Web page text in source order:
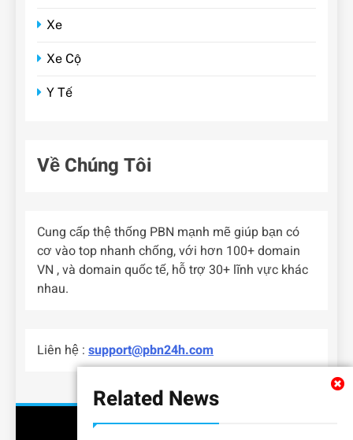
Related News
Xe
Xe Cộ
Y Tế
Về Chúng Tôi
Cung cấp thệ thống PBN mạnh mẽ giúp bạn có
cơ vào top nhanh chống, với hơn 100+ domain
VN , và domain quốc tế, hỗ trợ 30+ lĩnh vực khác
nhau.
Liên hệ : support@pbn24h.com